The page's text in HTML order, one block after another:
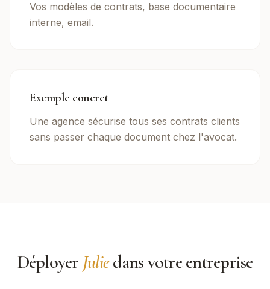
Vos modèles de contrats, base documentaire
interne, email.
Exemple concret
Une agence sécurise tous ses contrats clients
sans passer chaque document chez l'avocat.
Déployer Juliedans votre entreprise